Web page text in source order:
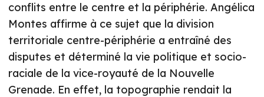
conflits entre le centre et la périphérie. Angélica
Montes affirme à ce sujet que la division
territoriale centre-périphérie a entraîné des
disputes et déterminé la vie politique et socio-
raciale de la vice-royauté de la Nouvelle
Grenade. En effet, la topographie rendait la